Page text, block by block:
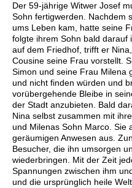
Der 59-jährige Witwer Josef
Sohn fertigwerden. Nachdem
ums Leben kam, hatte seine
folgte ihrem Sohn bald darauf
auf dem Friedhof, trifft er
Cousine seine Frau vorstellt.
Simon und seine Frau Milena
und nicht finden würden und
vorübergehende Bleibe in
der Stadt anzubieten. Bald
Nina selbst zusammen mit
und Milenas Sohn Marco. Sie
geräumigen Anwesen aus.
Besucher, die ihn umsorgen
wiederbringen. Mit der Zeit
Spannungen zwischen ihm
und die ursprünglich heile